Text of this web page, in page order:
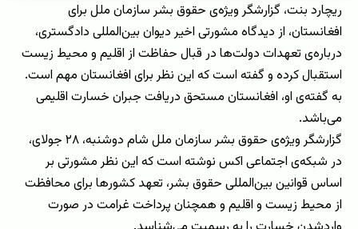
ریچارد بنت، گزارشگر ویژه‌ی حقوق بشر سازمان ملل برای
افغانستان، از دیدگاه مشورتی اخیر دیوان بین‌المللی دادگستری،
درباره‌ی تعهدات دولت‌ها در قبال حفاظت از اقلیم و محیط زیست
استقبال کرده و گفته است که این ‏نظر برای افغانستان مهم است.‏
به گفته‌ی او، افغانستان مستحق دریافت جبران خسارت اقلیمی
می‌باشد.
گزارشگر ویژه‌ی حقوق بشر سازمان ملل شام دوشنبه، ۲۸ جولای،
در شبکه‌ی اجتماعی اکس نوشته‌ است که این نظر مشورتی بر
اساس قوانین بین‌المللی حقوق بشر، تعهد کشورها برای محافظت
از محیط زیست و اقلیم و همچنان پرداخت غرامت در صورت